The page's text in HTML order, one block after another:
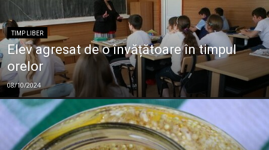
TIMP LIBER
Elev agresat de o învățătoare în timpul
orelor
08/10/2024